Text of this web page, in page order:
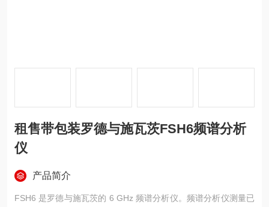
租售带包装罗德与施瓦茨FSH6频谱分析
仪
产品简介
FSH6 是罗德与施瓦茨的 6 GHz 频谱分析仪。频谱分析仪测量已